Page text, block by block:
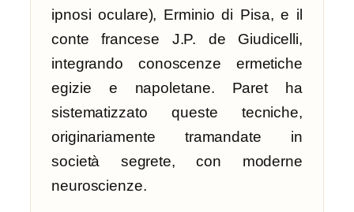
ipnosi oculare), Erminio di Pisa, e il
conte francese J.P. de Giudicelli,
integrando conoscenze ermetiche
egizie e napoletane. Paret ha
sistematizzato queste tecniche,
originariamente tramandate in
società segrete, con moderne
neuroscienze.